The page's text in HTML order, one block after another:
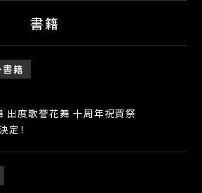
書籍
書籍
出度歌誉花舞 十周年祝賀祭
定！